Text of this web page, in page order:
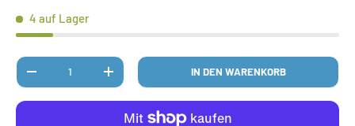
4 auf Lager
Anzahl
MENGE VERRINGERNMENGE ERHÖHEN IN DEN WARENKORB